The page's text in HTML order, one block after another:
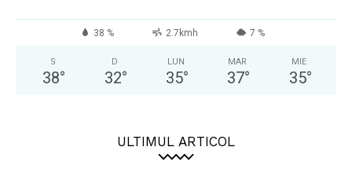
38 % 2.7kmh 7 %
S
38°
D
32°
LUN
35°
MAR
37°
MIE
35°
ULTIMUL ARTICOL